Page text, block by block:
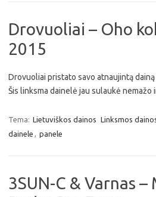
Drovuoliai – Oho
2015
Drovuoliai pristato savo atnaujintą
Šis linksma dainelė jau sulaukė
Tema: Lietuviškos dainos Linksmos
dainele , panele
3SUN-C & Varnas –